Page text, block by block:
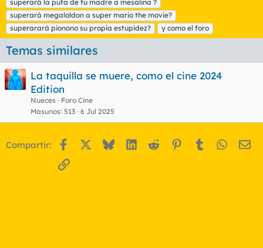
superará la puta de tu madre a mesalina ?
superará megaloldon a super mario the movie?
superarará pionono su propia estupidez?
y como el foro
Temas similares
La taquilla se muere, como el cine 2024
Edition
Nueces
Foro Cine
Masunos 513 6 Jul 2025
Compartir: Facebook BlueskyLinkedIn
Reddit Pinterest
Tumblr
Enlace